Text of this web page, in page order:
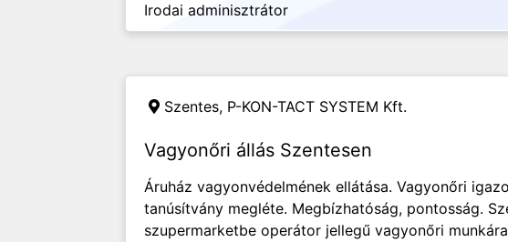
Irodai adminisztrátor
Szentes, P-KON-TACT SYSTEM Kft.
Vagyonőri állás Szentesen
Áruház vagyonvédelmének ellátása. Vagyonőri
tanúsítvány megléte. Megbízhatóság, pontosság.
szupermarketbe operátor jellegű vagyonőri